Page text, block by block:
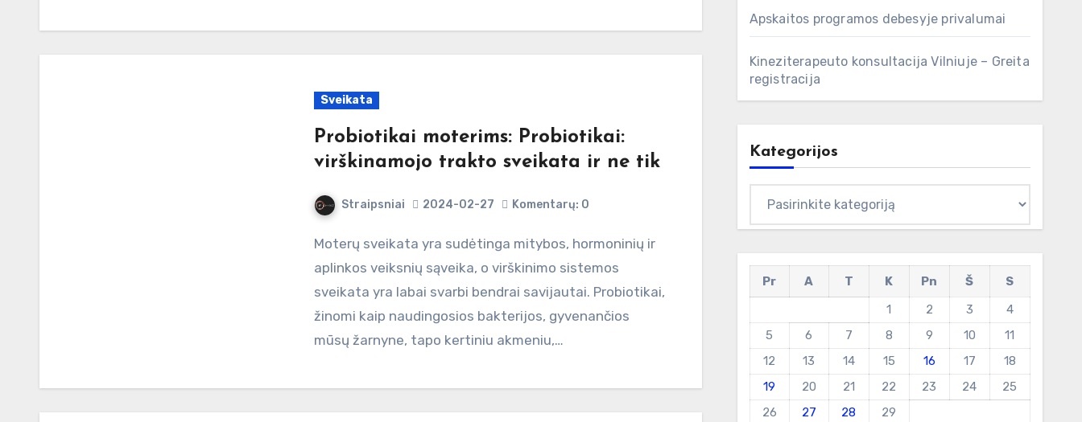
Sveikata
Probiotikai moterims: Probiotikai:
virškinamojo trakto sveikata ir ne tik
Straipsniai 2024-02-27 Komentarų: 0
Moterų sveikata yra sudėtinga mitybos, hormoninių ir
aplinkos veiksnių sąveika, o virškinimo sistemos
sveikata yra labai svarbi bendrai savijautai. Probiotikai,
žinomi kaip naudingosios bakterijos, gyvenančios
mūsų žarnyne, tapo kertiniu akmeniu,…
Apskaitos programos debesyje privalumai
Kineziterapeuto konsultacija Vilniuje – Greita
registracija
Kategorijos
Pr A T K Pn Š
S
1
2 3
4
5
6 7 8 9 10
11
12
13 14 15 16 17
18
19
20 21 22 23 24
25
26
27 28 29